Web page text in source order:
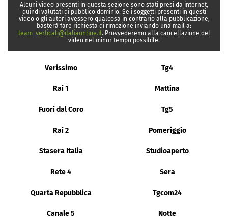
Alcuni video presenti in questa sezione sono stati presi da internet,
quindi valutati di pubblico dominio. Se i soggetti presenti in questi
video o gli autori avessero qualcosa in contrario alla pubblicazione,
basterà fare richiesta di rimozione inviando una mail a:
team_verticali@italiaonline.it. Provvederemo alla cancellazione del
video nel minor tempo possibile.
Verissimo Tg4
Rai 1 Mattina
Fuori dal Coro Tg5
Rai 2 Pomeriggio
Stasera Italia Studioaperto
Rete 4 Sera
Quarta Repubblica Tgcom24
Canale 5 Notte